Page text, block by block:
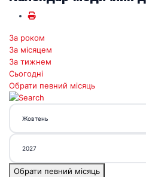
За роком
За місяцем
За тижнем
Сьогодні
Обрати певний місяць
Обрати певний місяць